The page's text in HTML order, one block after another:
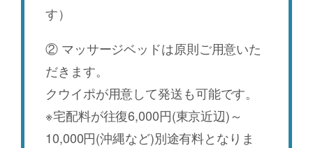
す）
② マッサージベッドは原則ご用意いた
だきます。
クウイポが用意して発送も可能です。
※宅配料が往復6,000円(東京近辺)～
10,000円(沖縄など)別途有料となりま